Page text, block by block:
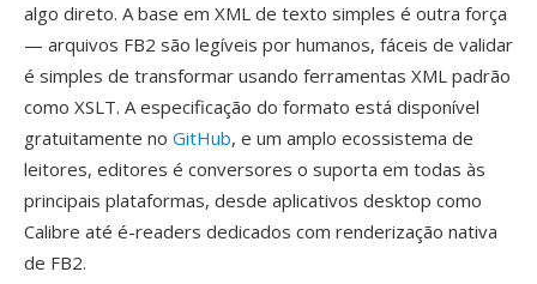
algo direto. A base em XML de texto simples é outra força
— arquivos FB2 são legíveis por humanos, fáceis de validar
é simples de transformar usando ferramentas XML padrão
como XSLT. A especificação do formato está disponível
gratuitamente no GitHub, e um amplo ecossistema de
leitores, editores é conversores o suporta em todas às
principais plataformas, desde aplicativos desktop como
Calibre até é-readers dedicados com renderização nativa
de FB2.